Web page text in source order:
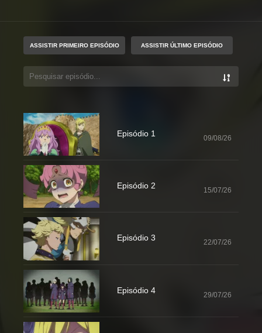
ASSISTIR PRIMEIRO EPISÓDIO ASSISTIR ÚLTIMO EPISÓDIO
Episódio 1 09/08/26
Episódio 2 15/07/26
Episódio 3 22/07/26
Episódio 4 29/07/26